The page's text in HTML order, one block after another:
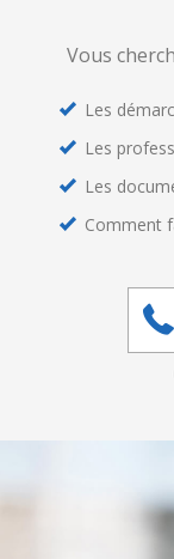
Vous
Les
Les
Les
Comment